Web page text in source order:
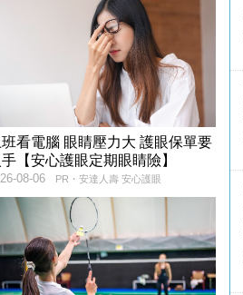
班看電腦 眼睛壓力大 護眼保單要
手【安心護眼定期眼睛險】
PR・安達人壽 安心護眼
08-06